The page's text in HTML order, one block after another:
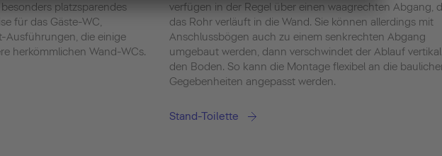
platzsparendes
für das Gäste-WC,
Ausführungen, die einige
herkömmlichen Wand-WCs.
verfügen in der Regel über einen waagrechten Abgang,
das Rohr verläuft in die Wand. Sie können allerdings mit
Anschlussbögen auch zu einem senkrechten Abgang
umgebaut werden, dann verschwindet der Ablauf
den Boden. So kann die Montage flexibel an die
Gegebenheiten angepasst werden.
Stand-Toilette